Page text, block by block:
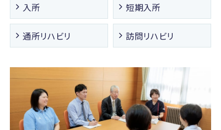
入所 短期入所
通所リハビリ 訪問リハビリ